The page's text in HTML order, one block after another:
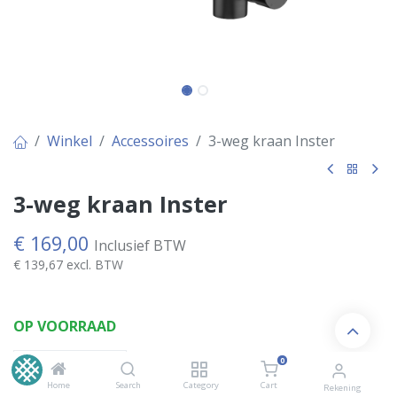
Home Search Category
0
Cart Rekening
Winkel Accessoires 3-weg kraan Inster
3-weg kraan Inster
€ 169,00 Inclusief BTW
€ 139,67 excl. BTW
OP VOORRAAD